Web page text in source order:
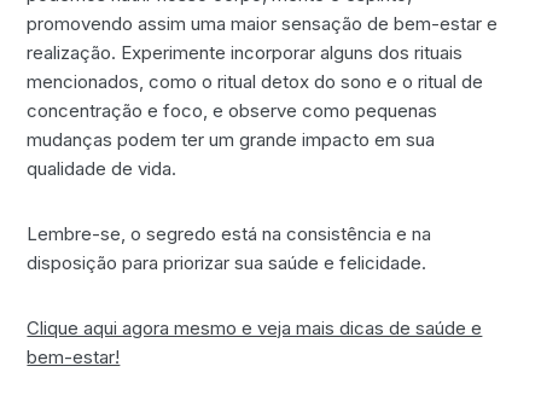
promovendo assim uma maior sensação de bem-estar e
realização. Experimente incorporar alguns dos rituais
mencionados, como o ritual detox do sono e o ritual de
concentração e foco, e observe como pequenas
mudanças podem ter um grande impacto em sua
qualidade de vida.
Lembre-se, o segredo está na consistência e na
disposição para priorizar sua saúde e felicidade.
Clique aqui agora mesmo e veja mais dicas de saúde e
bem-estar!